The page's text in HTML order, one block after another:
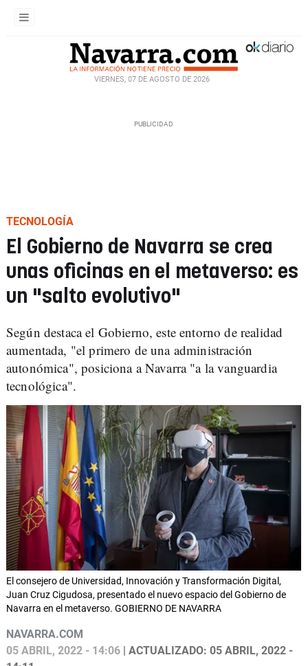
VIERNES, 07 DE AGOSTO DE 2026
TECNOLOGÍA
El Gobierno de Navarra se crea
unas oficinas en el metaverso: es
un "salto evolutivo"
Según destaca el Gobierno, este entorno de realidad
aumentada, "el primero de una administración
autonómica", posiciona a Navarra "a la vanguardia
tecnológica".
El consejero de Universidad, Innovación y Transformación Digital,
Juan Cruz Cigudosa, presentado el nuevo espacio del Gobierno de
Navarra en el metaverso. GOBIERNO DE NAVARRA
NAVARRA.COM
05 ABRIL, 2022 - 14:06 | ACTUALIZADO: 05 ABRIL, 2022 -